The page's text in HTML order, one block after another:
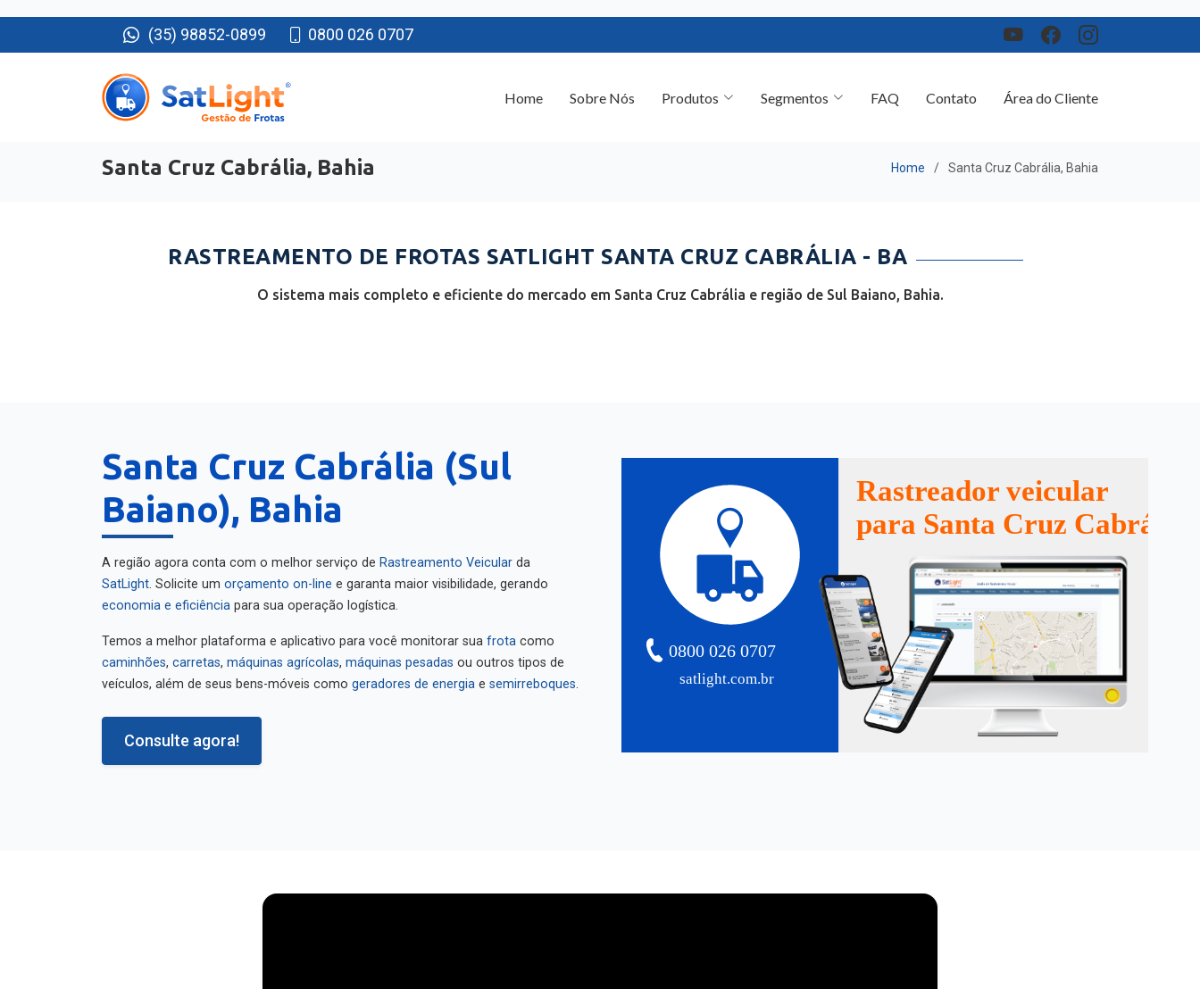
(35) 98852-0899 0800 026 0707
Santa Cruz Cabrália, Bahia
RASTREAMENTO DE FROTAS SATLIGHT SANTA CRUZ CABRÁLIA - BA
O sistema mais completo e eficiente do mercado em Santa Cruz Cabrália e região de Sul Baiano, Bahia.
Santa Cruz Cabrália (Sul
Baiano), Bahia
A região agora conta com o melhor serviço de Rastreamento Veicular
da
SatLight
. Solicite um orçamento on-line
e garanta maior visibilidade, gerando
economia e eficiência
para sua operação logística.
Temos a melhor plataforma e aplicativo para você monitorar sua frota
caminhões
máquinas agrícolas máquinas pesadas
ou outros tipos de
veículos, além de seus bens-móveis como
geradores de energia semirreboques
Consulte agora!
satlight.com.br
0800 026 0707
Rastreador veicular
para Santa Cruz Cabrália